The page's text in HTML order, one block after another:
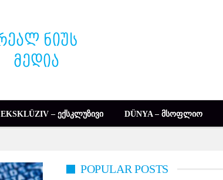
EKSKLÜZIV – ᲔᲥᲡᲙᲚᲣᲖᲘᲕᲘ DÜNYA – ᲛᲡᲝᲤᲚᲘᲝ
POPULAR POSTS